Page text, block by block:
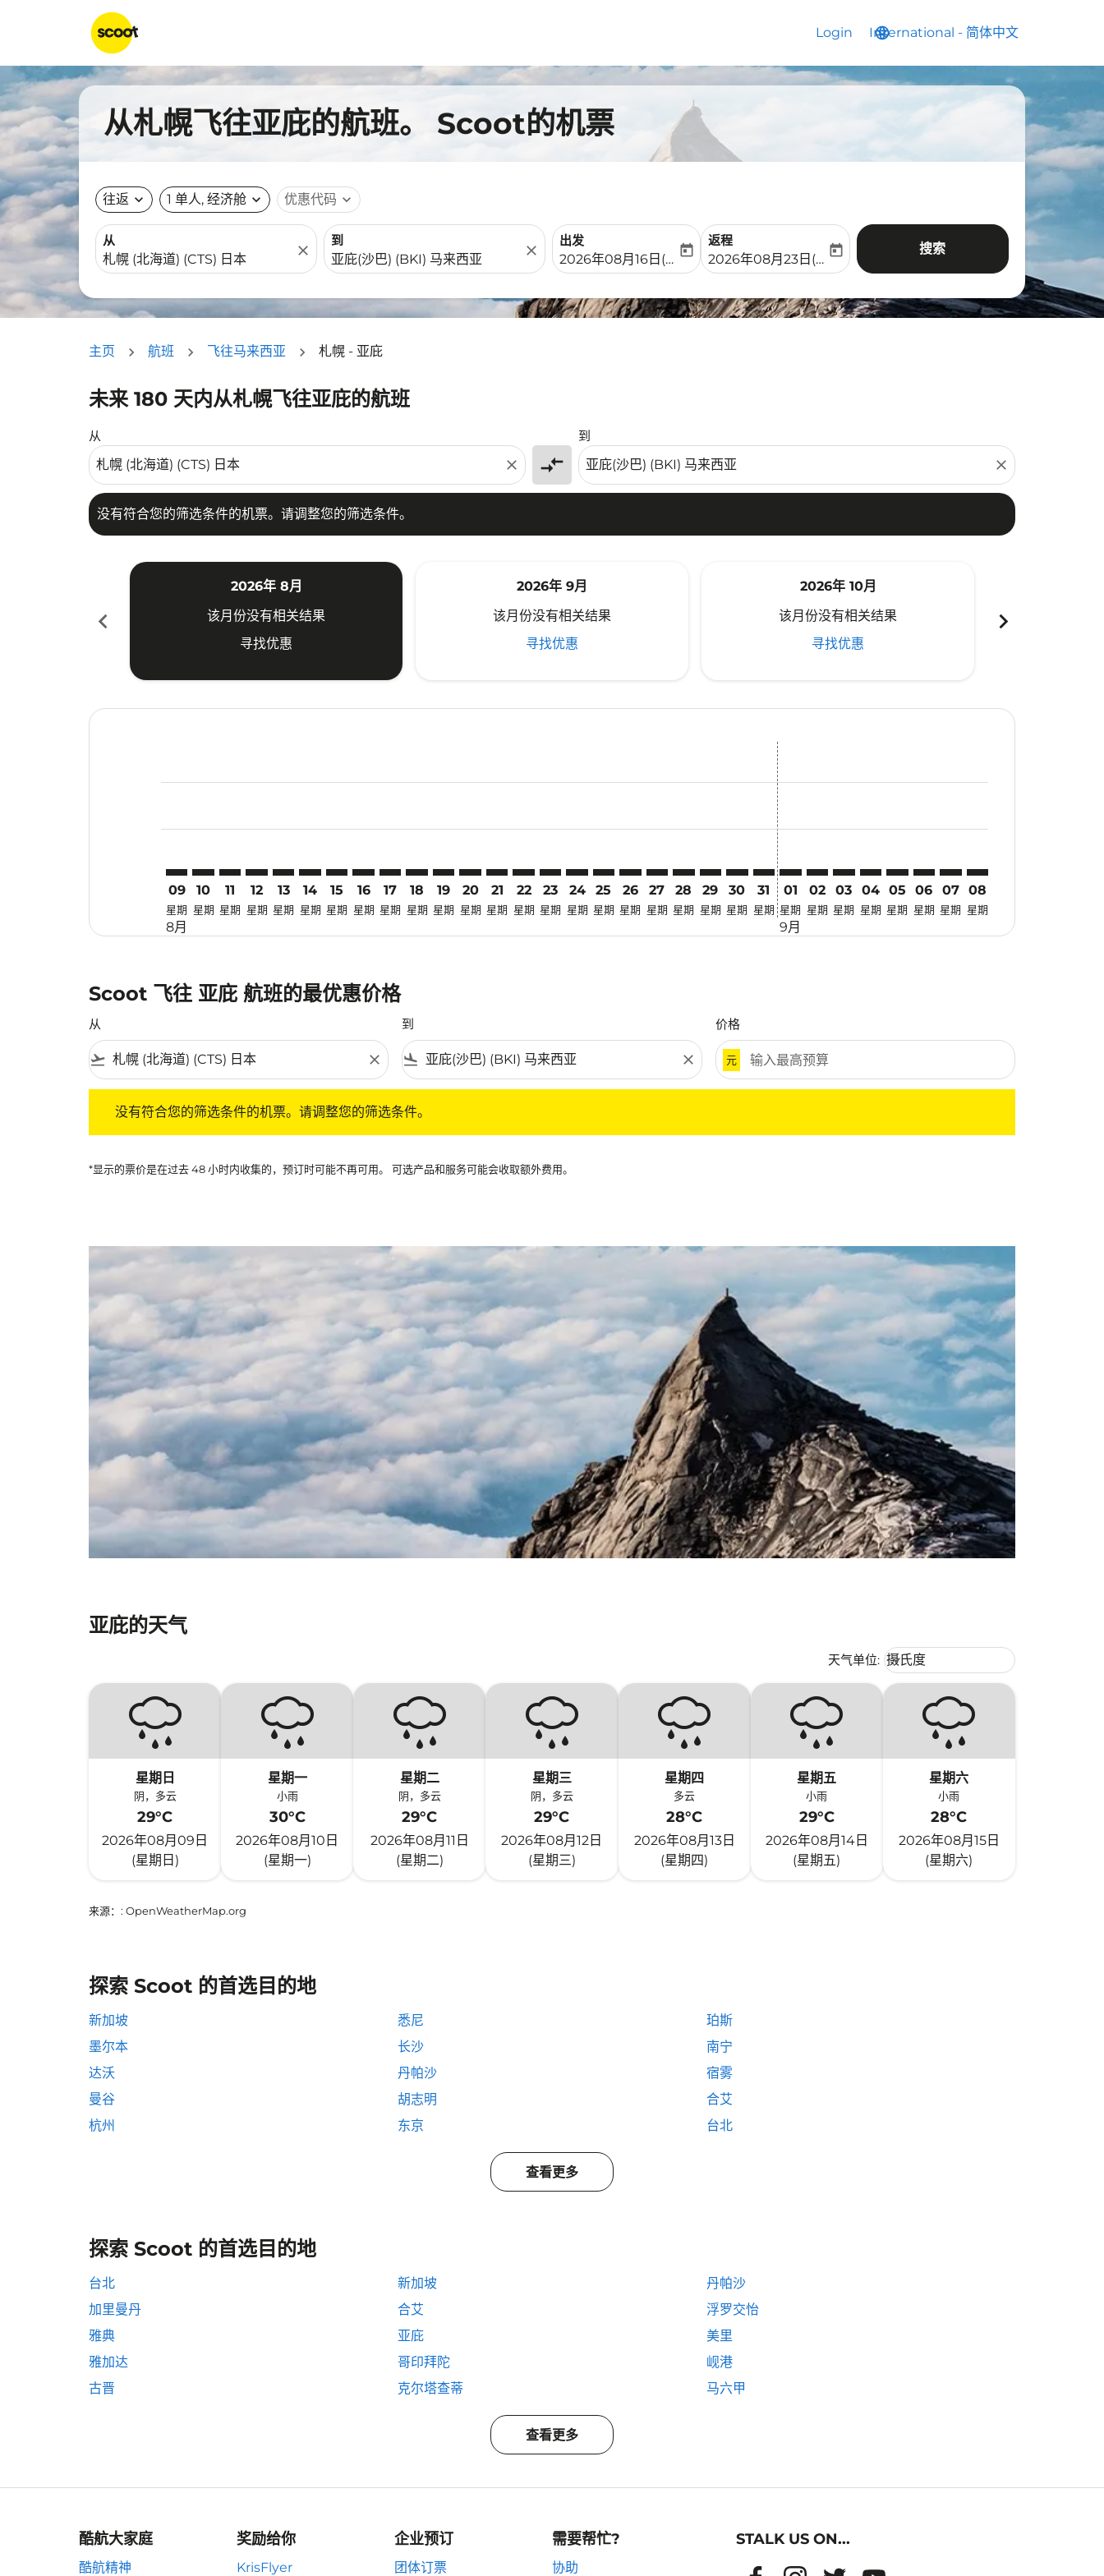
Login language
International - 简体中文
keyboard_arrow_down
从札幌飞往亚庇的航班。 Scoot的机票
往返 expand_more 1 单人, 经济舱 expand_more 优惠代码 expand_more
从
close
到
close
出发
fc-booking-departure-date-aria-label
2026年08月16日(周日)
today
返程
fc-booking-return-date-aria-label
2026年08月23日(周日)
today 搜索
主页 航班 飞往马来西亚 札幌 - 亚庇
未来 180 天内从札幌飞往亚庇的航班
从
close compare_arrows
到
close
没有符合您的筛选条件的机票。请调整您的筛选条件。
没有符合您的筛选条件的机票。请调整您的筛选条件。
chevron_left
2026年 8月
该月份没有相关结果
寻找优惠
2026年 9月
该月份没有相关结果
寻找优惠
2026年 10月
该月份没有相关结果
寻找优惠
chevron_right
09
星期
8月
10
星期
11
星期
12
星期
13
星期
14
星期
15
星期
16
星期
17
星期
18
星期
19
星期
20
星期
21
星期
CTS–BKI: cmp-view-offers-disclaimer. 寻找优惠
22
星期
CTS–BKI: cmp-view-offers-disclaimer. 寻找优惠
23
星期
CTS–BKI: cmp-view-offers-disclaimer. 寻找优惠
24
星期
CTS–BKI: cmp-view-offers-disclaimer. 寻找优惠
25
星期
CTS–BKI: cmp-view-offers-disclaimer. 寻找优惠
26
星期
CTS–BKI: cmp-view-offers-disclaimer. 寻找优惠
27
星期
CTS–BKI: cmp-view-offers-disclaimer. 寻找优惠
28
星期
CTS–BKI: cmp-view-offers-disclaimer. 寻找优惠
29
星期
CTS–BKI: cmp-view-offers-disclaimer. 寻找优惠
30
星期
CTS–BKI: cmp-view-offers-disclaimer. 寻找优惠
31
星期
01
星期
9月
02
星期
03
星期
04
星期
05
星期
06
星期
07
星期
08
星期
Scoot 飞往 亚庇 航班的最优惠价格
从
flight_takeoff close
到
flight_land close
价格
元
没有符合您的筛选条件的机票。请调整您的筛选条件。
*显示的票价是在过去 48 小时内收集的，预订时可能不再可用。 可选产品和服务可能会收取额外费用。
亚庇的天气
天气单位: Weather unit option 摄氏度
摄氏度
keyboard_arrow_down
星期日
阴，多云
29°C
2026年08月09日
(星期日)
星期一
小雨
30°C
2026年08月10日
(星期一)
星期二
阴，多云
29°C
2026年08月11日
(星期二)
星期三
阴，多云
29°C
2026年08月12日
(星期三)
星期四
多云
28°C
2026年08月13日
(星期四)
星期五
小雨
29°C
2026年08月14日
(星期五)
星期六
小雨
28°C
2026年08月15日
(星期六)
来源： : OpenWeatherMap.org
探索 Scoot 的首选目的地
新加坡 悉尼
珀斯
墨尔本
长沙
南宁
达沃
丹帕沙
宿雾
曼谷
胡志明
合艾
杭州
东京 台北
查看更多
探索 Scoot 的首选目的地
台北 新加坡
丹帕沙
加里曼丹
合艾
浮罗交怡
雅典
亚庇
美里
雅加达
哥印拜陀
岘港
古晋
克尔塔查蒂 马六甲
查看更多
酷航大家庭
酷航精神
奖励给你
KrisFlyer
企业预订
团体订票
需要帮忙?
协助
STALK US ON...